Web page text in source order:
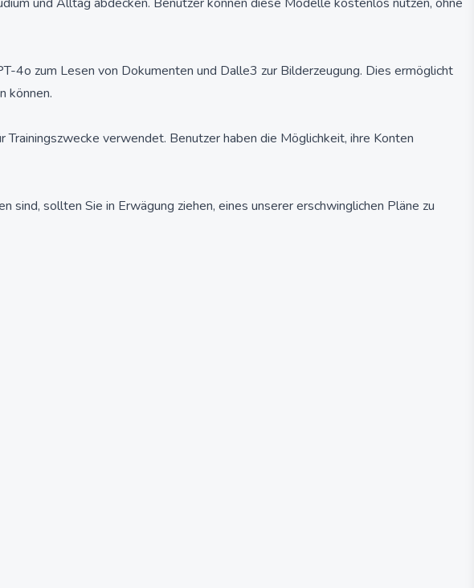
4o zum Lesen von Dokumenten und Dalle3 zur Bilderzeugung. Dies ermöglicht
können.
verwendet. Benutzer haben die Möglichkeit, ihre Konten
sollten Sie in Erwägung ziehen, eines unserer erschwinglichen Pläne zu